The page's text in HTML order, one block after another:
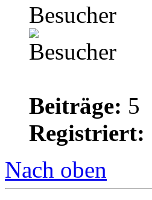
Besucher
Beiträge: 5
Registriert:
Nach oben